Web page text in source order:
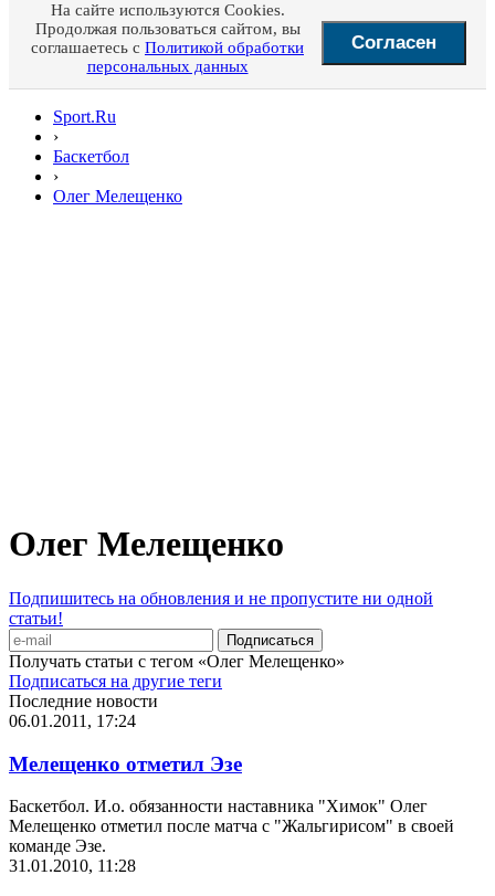
На сайте используются Cookies.
Продолжая пользоваться сайтом, вы
соглашаетесь с Политикой обработки
персональных данных
Согласен
Sport.Ru
›
Баскетбол
›
Олег Мелещенко
Олег Мелещенко
Подпишитесь на обновления и не пропустите ни одной
статьи!
Получать статьи с тегом «Олег Мелещенко»
Подписаться на другие теги
Последние новости
06.01.2011, 17:24
Мелещенко отметил Эзе
Баскетбол. И.о. обязанности наставника "Химок" Олег
Мелещенко отметил после матча с "Жальгирисом" в своей
команде Эзе.
31.01.2010, 11:28